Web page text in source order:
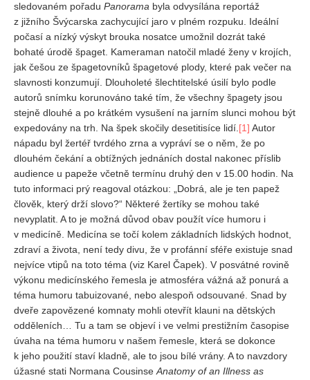
EDITOŘI
BLOG
REDAKCE
Pokyny pro autory
ARCHIV
sledovaném pořadu Panorama byla odvysílána reportáž
z jižního Švýcarska zachycující jaro v plném rozpuku. Ideální
počasí a nízký výskyt brouka nosatce umožnil dozrát také
bohaté úrodě špaget. Kameraman natočil mladé ženy v krojích,
jak češou ze špagetovníků špagetové plody, které pak večer na
slavnosti konzumují. Dlouholeté šlechtitelské úsilí bylo podle
autorů snímku korunováno také tím, že všechny špagety jsou
stejně dlouhé a po krátkém vysušení na jarním slunci mohou být
expedovány na trh. Na špek skočily desetitisíce lidí. [1] Autor
nápadu byl žertéř tvrdého zrna a vypráví se o něm, že po
dlouhém čekání a obtížných jednáních dostal nakonec příslib
audience u papeže včetně termínu druhý den v 15.00 hodin. Na
tuto informaci prý reagoval otázkou: „Dobrá, ale je ten papež
člověk, který drží slovo?“ Některé žertíky se mohou také
nevyplatit. A to je možná důvod obav použít více humoru i
v medicíně. Medicína se točí kolem základních lidských hodnot,
zdraví a života, není tedy divu, že v profánní sféře existuje snad
nejvíce vtipů na toto téma (viz Karel Čapek). V posvátné rovině
výkonu medicínského řemesla je atmosféra vážná až ponurá a
téma humoru tabuizované, nebo alespoň odsouvané. Snad by
dveře zapovězené komnaty mohli otevřít klauni na dětských
odděleních… Tu a tam se objeví i ve velmi prestižním časopise
úvaha na téma humoru v našem řemesle, která se dokonce
k jeho použití staví kladně, ale to jsou bílé vrány. A to navzdory
úžasné stati Normana Cousinse Anatomy of an Illness as